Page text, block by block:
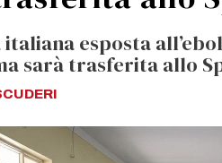
esposta
sarà trasferita allo